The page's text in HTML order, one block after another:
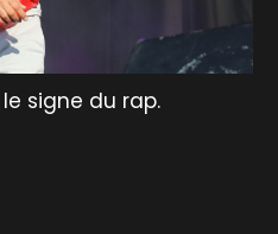
signe du rap.